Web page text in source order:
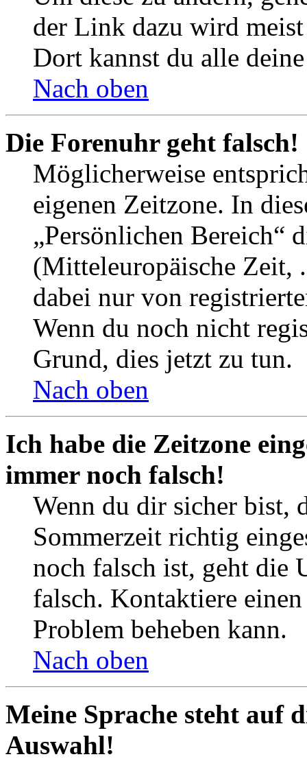
der Link dazu wird
Dort kannst du alle
Nach oben
Die Forenuhr geht falsch!
Möglicherweise
eigenen Zeitzone. In
„Persönlichen Bereich“
(Mitteleuropäische Zeit,
dabei nur von
Wenn du noch nicht
Grund, dies jetzt zu tun.
Nach oben
Ich habe die Zeitzone
immer noch falsch!
Wenn du dir sicher bist,
Sommerzeit richtig
noch falsch ist, geht die
falsch. Kontaktiere
Problem beheben kann.
Nach oben
Meine Sprache steht auf
Auswahl!